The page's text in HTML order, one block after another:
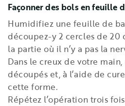
Façonner des bols en feuille
Humidifiez une feuille de
découpez-y 2 cercles de 20
la partie où il n’y a pas la
Dans le creux de votre
découpés et, à l’aide de
cette forme.
Répétez l’opération trois